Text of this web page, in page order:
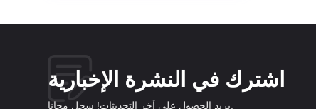
اشترك في النشرة الإخبارية